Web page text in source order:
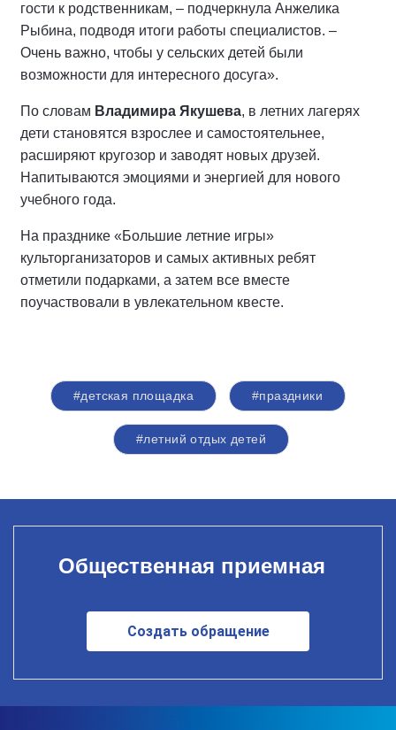
гости к родственникам, – подчеркнула Анжелика
Рыбина, подводя итоги работы специалистов. –
Очень важно, чтобы у сельских детей были
возможности для интересного досуга».
По словам Владимира Якушева, в летних лагерях
дети становятся взрослее и самостоятельнее,
расширяют кругозор и заводят новых друзей.
Напитываются эмоциями и энергией для нового
учебного года.
На празднике «Большие летние игры»
культорганизаторов и самых активных ребят
отметили подарками, а затем все вместе
поучаствовали в увлекательном квесте.
#детская площадка #праздники
#летний отдых детей
Общественная приемная
Создать обращение